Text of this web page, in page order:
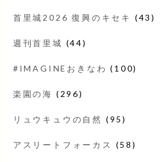
首里城2026 復興のキセキ (43)
週刊首里城 (44)
#IMAGINEおきなわ (100)
楽園の海 (296)
リュウキュウの自然 (95)
アスリートフォーカス (58)